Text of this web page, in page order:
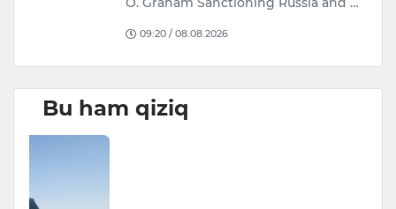
09:20 / 08.08.2026
Bu ham qiziq